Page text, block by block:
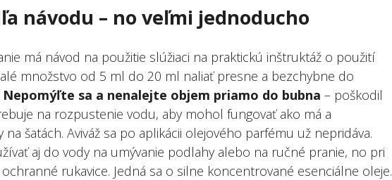
návodu – no veľmi jednoducho
má návod na použitie slúžiaci na praktickú inštruktáž o použití
množstvo od 5 ml do 20 ml naliať presne a bezchybne do
Nepomýľte sa a nenalejte objem priamo do bubna – poškodil
na rozpustenie vodu, aby mohol fungovať ako má a
na šatách. Aviváž sa po aplikácii olejového parfému už nepridáva.
aj do vody na umývanie podlahy alebo na ručné pranie, no pri
rukavice. Jedná sa o silne koncentrované esenciálne oleje.